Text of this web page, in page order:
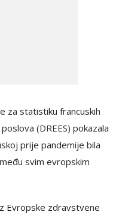
za statistiku francuskih
(DREES) pokazala
prije pandemije bila
svim evropskim
Evropske zdravstvene